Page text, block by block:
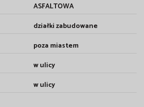
ASFALTOWA
działki zabudowane
poza miastem
w ulicy
w ulicy